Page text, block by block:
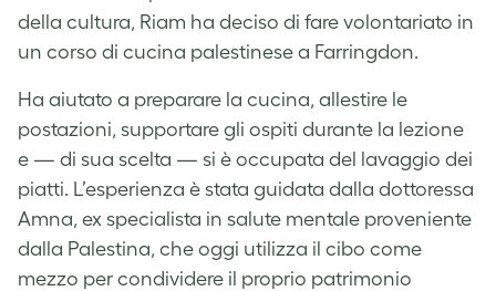
della cultura, Riam ha deciso di fare volontariato in
un corso di cucina palestinese a Farringdon.
Ha aiutato a preparare la cucina, allestire le
postazioni, supportare gli ospiti durante la lezione
e — di sua scelta — si è occupata del lavaggio dei
piatti. L’esperienza è stata guidata dalla dottoressa
Amna, ex specialista in salute mentale proveniente
dalla Palestina, che oggi utilizza il cibo come
mezzo per condividere il proprio patrimonio